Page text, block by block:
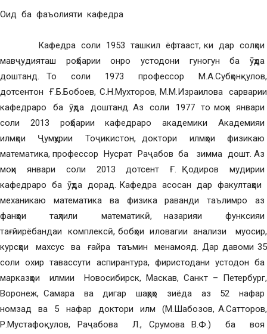
Оид ба фаъолияти кафедра
Кафедра соли 1953 ташкил ёфтааст, ки дар солҳои
мавҷудияташ роҳбарии онро устодони гуногун ба ӯҳда
доштанд. То соли 1973 профессор М.А.Субҳонқулов,
дотсентон Ғ.Б.Бобоев, С.Н.Мухторов, М.М.Израилова сарварии
кафедраро ба ӯҳда доштанд. Аз соли 1977 то моҳи январи
соли 2013 роҳбарии кафедраро академики Академияи
илмҳои Ҷумҳурии Тоҷикистон, доктори илмҳои физикаю
математика, профессор Нусрат Раҷабов ба зимма дошт. Аз
моҳи январи соли 2013 дотсент Ғ. Қодиров мудирии
кафедраро ба ӯҳда дорад. Кафедра асосан дар факултаҳои
механикаю математика ва физика раванди таълимро аз
фанҳои таҳлили математикӣ, назарияи функсияи
тағйирёбандаи комплексӣ, бобҳои иловагии анализи муосир,
курсҳои махсус ва ғайра таъмин менамояд. Дар давоми 35
соли охир тавассути аспирантура, фиристодани устодон ба
марказҳои илмии Новосибирск, Маскав, Санкт – Петербург,
Воронеж, Самара ва дигар шаҳрҳо зиёда аз 52 нафар
номзад ва 5 нафар доктори илм (М.Шабозов, А.Сатторов,
Р.Мустафоқулов, Раҷабова Л., Срумова В.Ф.) ба воя